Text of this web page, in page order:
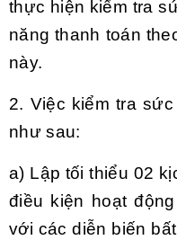
thực hiện kiểm tra
năng thanh toán
này.
2. Việc kiểm tra
như sau:
a) Lập tối thiểu 02
điều kiện hoạt
với các diễn biến